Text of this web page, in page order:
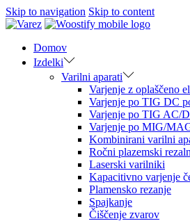
Skip to navigation Skip to content
Domov
Izdelki
Varilni aparati
Varjenje z oplaščeno
Varjenje po TIG DC
Varjenje po TIG AC/
Varjenje po MIG/
Kombinirani varilni
Ročni plazemski
Laserski varilniki
Kapacitivno varjenje
Plamensko rezanje
Spajkanje
Čiščenje zvarov